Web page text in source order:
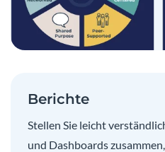
Berichte
Stellen Sie leicht
und Dashboards